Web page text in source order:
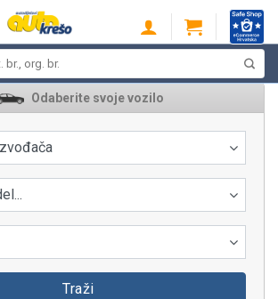
Odaberite svoje vozilo
Traži